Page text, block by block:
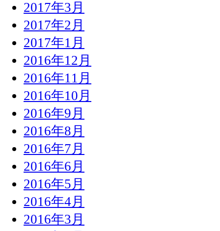
2017年3月
2017年2月
2017年1月
2016年12月
2016年11月
2016年10月
2016年9月
2016年8月
2016年7月
2016年6月
2016年5月
2016年4月
2016年3月